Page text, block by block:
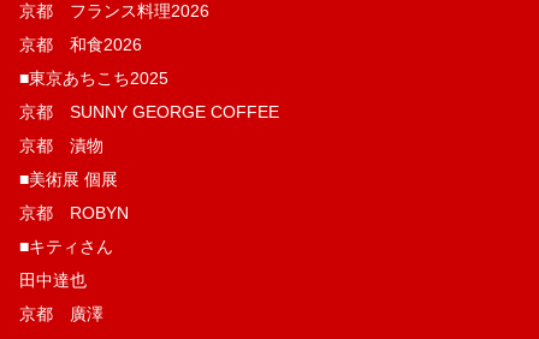
京都 フランス料理2026
京都 和食2026
■東京あちこち2025
京都 SUNNY GEORGE COFFEE
京都 漬物
■美術展 個展
京都 ROBYN
■キティさん
田中達也
京都 廣澤